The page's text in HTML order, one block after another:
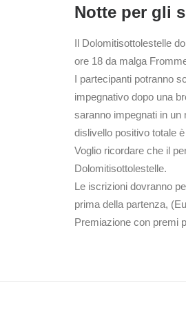
Notte per gli
Il Dolomitisottolestelle
ore 18 da malga
I partecipanti potranno
impegnativo dopo una
saranno impegnati in un
dislivello positivo totale
Voglio ricordare che il
Dolomitisottolestelle.
Le iscrizioni dovranno
prima della partenza,
Premiazione con premi